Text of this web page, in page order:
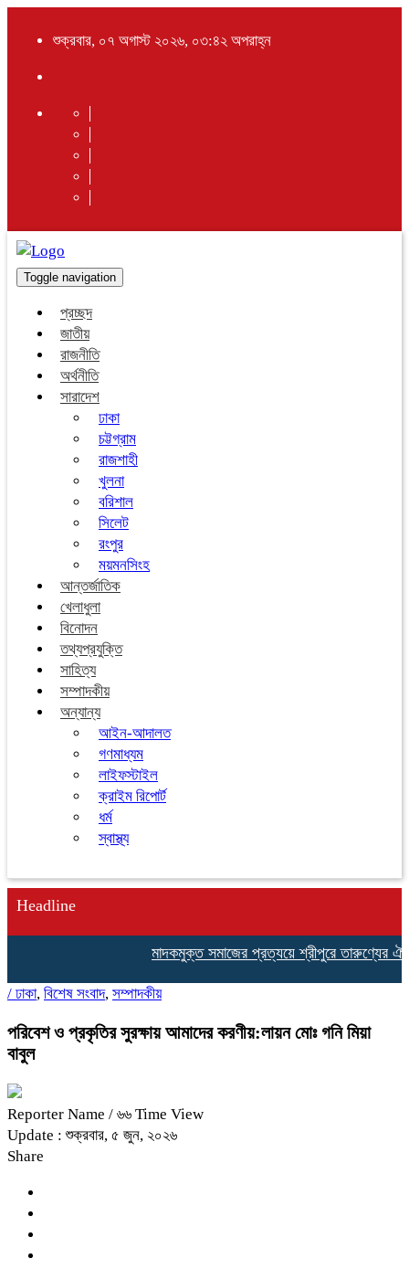
শুক্রবার, ০৭ অগাস্ট ২০২৬, ০৩:৪২ অপরাহ্ন
Toggle navigation
প্রচ্ছদ
জাতীয়
রাজনীতি
অর্থনীতি
সারাদেশ
ঢাকা
চট্টগ্রাম
রাজশাহী
খুলনা
বরিশাল
সিলেট
রংপুর
ময়মনসিংহ
আন্তর্জাতিক
খেলাধুলা
বিনোদন
তথ্যপ্রযুক্তি
সাহিত্য
সম্পাদকীয়
অন্যান্য
আইন-আদালত
গণমাধ্যম
লাইফস্টাইল
ক্রাইম রিপোর্ট
ধর্ম
স্বাস্থ্য
Headline
মাদকমুক্ত সমাজের প্রত্যয়ে শ্রীপুরে তারুণ্যের ঐক্য
/ ঢাকা, বিশেষ সংবাদ, সম্পাদকীয়
পরিবেশ ও প্রকৃতির সুরক্ষায় আমাদের করণীয়:লায়ন মোঃ গনি মিয়া
বাবুল
Reporter Name / ৬৬ Time View
Update : শুক্রবার, ৫ জুন, ২০২৬
Share